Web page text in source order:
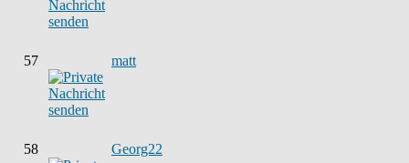
57 matt
58 Georg22